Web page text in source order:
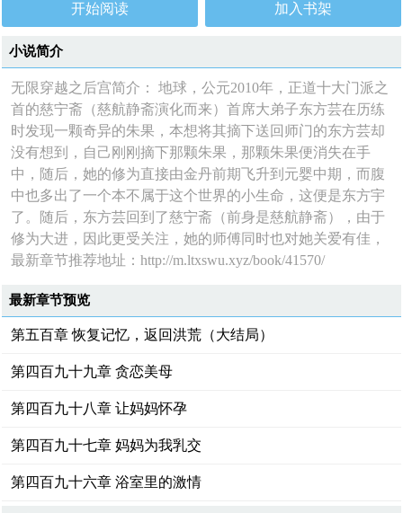
开始阅读 加入书架
小说简介
无限穿越之后宫简介： 地球，公元2010年，正道十大门派之
首的慈宁斋（慈航静斋演化而来）首席大弟子东方芸在历练
时发现一颗奇异的朱果，本想将其摘下送回师门的东方芸却
没有想到，自己刚刚摘下那颗朱果，那颗朱果便消失在手
中，随后，她的修为直接由金丹前期飞升到元婴中期，而腹
中也多出了一个本不属于这个世界的小生命，这便是东方宇
了。随后，东方芸回到了慈宁斋（前身是慈航静斋），由于
修为大进，因此更受关注，她的师傅同时也对她关爱有佳，
最新章节推荐地址：http://m.ltxswu.xyz/book/41570/
最新章节预览
第五百章 恢复记忆，返回洪荒（大结局）
第四百九十九章 贪恋美母
第四百九十八章 让妈妈怀孕
第四百九十七章 妈妈为我乳交
第四百九十六章 浴室里的激情